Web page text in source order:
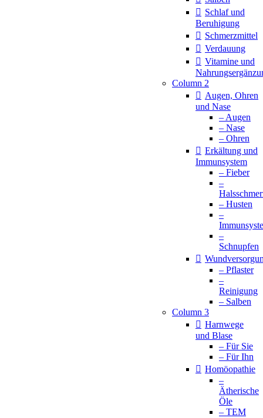
Schlaf und
Beruhigung
Schmerzmittel
Verdauung
Vitamine und
Column 2
Augen, Ohren
und Nase
– Augen
– Nase
– Ohren
Erkältung und
Immunsystem
– Fieber
–
– Husten
–
–
Schnupfen
– Pflaster
–
Reinigung
– Salben
Column 3
Harnwege
und Blase
– Für Sie
– Für Ihn
Homöopathie
–
Ätherische
Öle
– TEM